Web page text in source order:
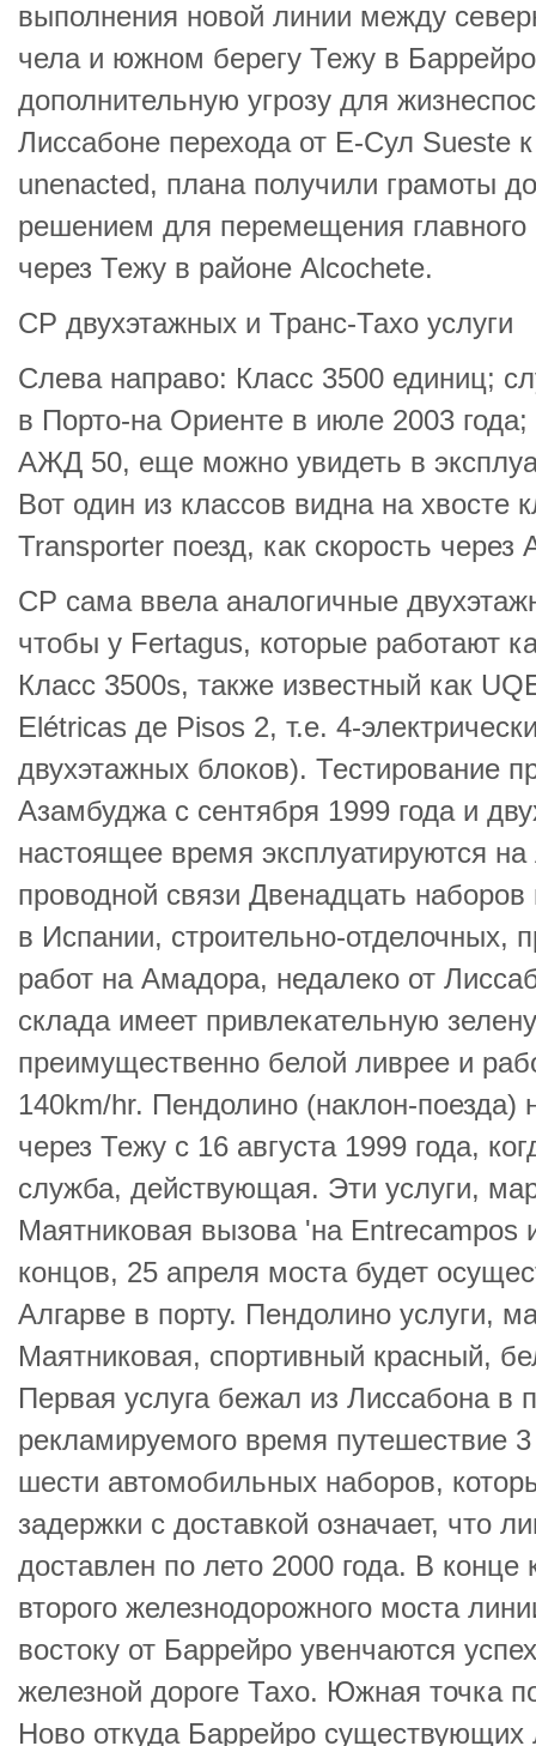
выполнения новой линии между
чела и южном берегу Тежу в
дополнительную угрозу для
Лиссабоне перехода от E-Сул Sueste
unenacted, плана получили грамоты
решением для перемещения главного
через Тежу в районе Alcochete.
CP двухэтажных и Транс-Тахо услуги
Слева направо: Класс 3500 единиц;
в Порто-на Ориенте в июле 2003
АЖД 50, еще можно увидеть в
Вот один из классов видна на хвосте
Transporter поезд, как скорость через
CP сама ввела аналогичные
чтобы у Fertagus, которые работают
Класс 3500s, также известный как
Elétricas де Pisos 2, т.е. 4-
двухэтажных блоков). Тестирование
Азамбуджа с сентября 1999 года и
настоящее время эксплуатируются
проводной связи Двенадцать
в Испании, строительно-отделочных,
работ на Амадора, недалеко от
склада имеет привлекательную
преимущественно белой ливрее и
140km/hr. Пендолино (наклон-
через Тежу с 16 августа 1999 года,
служба, действующая. Эти услуги,
Маятниковая вызова 'на Entrecampos
концов, 25 апреля моста будет
Алгарве в порту. Пендолино услуги,
Маятниковая, спортивный красный,
Первая услуга бежал из Лиссабона в
рекламируемого время путешествие
шести автомобильных наборов,
задержки с доставкой означает, что
доставлен по лето 2000 года. В
второго железнодорожного моста
востоку от Баррейро увенчаются
железной дороге Тахо. Южная точка
Ново откуда Баррейро существующих